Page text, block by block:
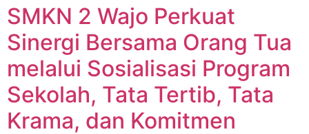
SMKN 2 Wajo Perkuat
Sinergi Bersama Orang Tua
melalui Sosialisasi Program
Sekolah, Tata Tertib, Tata
Krama, dan Komitmen